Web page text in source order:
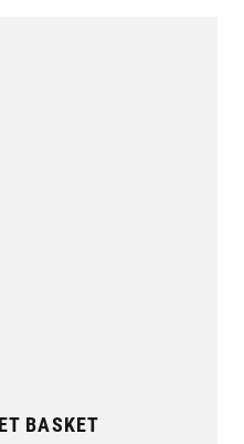
BASKET